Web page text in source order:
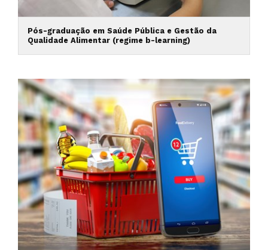
Pós-graduação em Saúde Pública e Gestão da
Qualidade Alimentar (regime b-learning)